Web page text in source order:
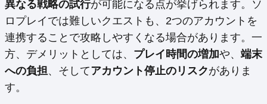
異なる戦略の試行が可能になる点が挙げられます。ソ
ロプレイでは難しいクエストも、2つのアカウントを
連携することで攻略しやすくなる場合があります。一
方、デメリットとしては、 プレイ時間の増加や、 端末
への負担、そしてアカウント停止のリスクがありま
す。